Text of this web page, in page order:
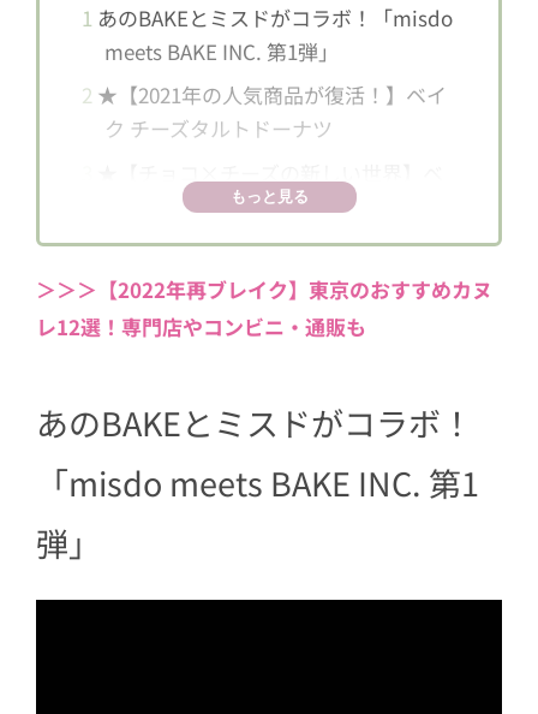
1 あのBAKEとミスドがコラボ！「misdo
meets BAKE INC. 第1弾」
2 ★【2021年の人気商品が復活！】ベイ
ク チーズタルトドーナツ
イク チョコチーズタルトドーナツ
4【チーズホイップのやさしさ】ベイク
チーズホイップ
5★【あのサクサク食感をドーナツで】
6★【レモン風味が夏に◎】リンゴ クロ
ワッサンドーナツ レモンカスタード
もっと見る
＞＞＞【2022年再ブレイク】東京のおすすめカヌ
レ12選！専門店やコンビニ・通販も
あのBAKEとミスドがコラボ！
「misdo meets BAKE INC. 第1
弾」